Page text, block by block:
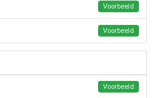
Voorbeeld
Voorbeeld
Voorbeeld